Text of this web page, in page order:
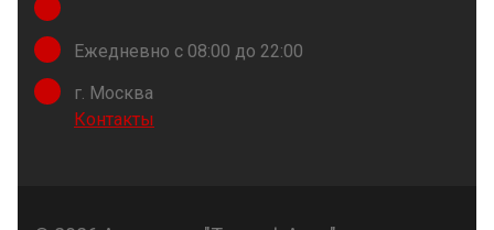
Ежедневно с 08:00 до 22:00
г. Москва
Контакты